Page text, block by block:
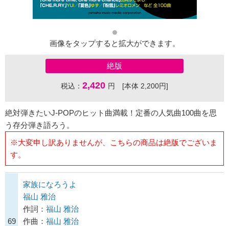
画像をタップすると拡大ができます。
絶版
税込： 2,420 円 [本体 2,200円]
絶対弾きたいJ-POPのヒット曲満載！定番の人気曲100曲を思
う存分弾き語ろう。
※大変申し訳ありませんが、こちらの商品は絶版でございま
す。
69
家族になろうよ
福山 雅治
作詞： 福山 雅治
作曲： 福山 雅治